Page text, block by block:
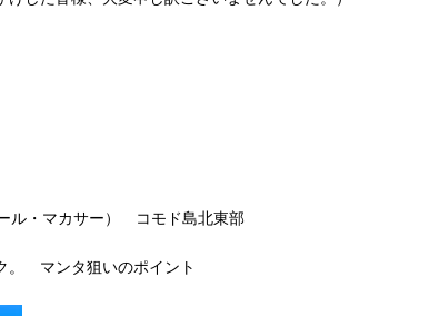
・マカサー） コモド島北東部
。 マンタ狙いのポイント